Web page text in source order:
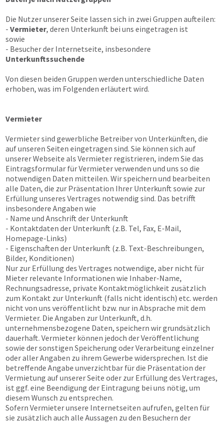
Die Nutzer unserer Seite lassen sich in zwei Gruppen aufteilen:
- Vermieter, deren Unterkunft bei uns eingetragen ist
sowie
- Besucher der Internetseite, insbesondere
Unterkunftssuchende
Von diesen beiden Gruppen werden unterschiedliche Daten
erhoben, was im Folgenden erläutert wird.
Vermieter
Vermieter sind gewerbliche Betreiber von Unterkünften, die
auf unseren Seiten eingetragen sind. Sie können sich auf
unserer Webseite als Vermieter registrieren, indem Sie das
Eintragsformular für Vermieter verwenden und uns so die
notwendigen Daten mitteilen. Wir speichern und bearbeiten
alle Daten, die zur Präsentation Ihrer Unterkunft sowie zur
Erfüllung unseres Vertrages notwendig sind. Das betrifft
insbesondere Angaben wie
- Name und Anschrift der Unterkunft
- Kontaktdaten der Unterkunft (z.B. Tel, Fax, E-Mail,
Homepage-Links)
- Eigenschaften der Unterkunft (z.B. Text-Beschreibungen,
Bilder, Konditionen)
Nur zur Erfüllung des Vertrages notwendige, aber nicht für
Mieter relevante Informationen wie Inhaber-Name,
Rechnungsadresse, private Kontaktmöglichkeit zusätzlich
zum Kontakt zur Unterkunft (falls nicht identisch) etc. werden
nicht von uns veröffentlicht bzw. nur in Absprache mit dem
Vermieter. Die Angaben zur Unterkunft, d.h.
unternehmensbezogene Daten, speichern wir grundsätzlich
dauerhaft. Vermieter können jedoch der Veröffentlichung
sowie der sonstigen Speicherung oder Verarbeitung einzelner
oder aller Angaben zu ihrem Gewerbe widersprechen. Ist die
betreffende Angabe unverzichtbar für die Präsentation der
Vermietung auf unserer Seite oder zur Erfüllung des Vertrages,
ist ggf. eine Beendigung der Eintragung bei uns nötig, um
diesem Wunsch zu entsprechen.
Sofern Vermieter unsere Internetseiten aufrufen, gelten für
sie zusätzlich auch alle Aussagen zu den Besuchern der